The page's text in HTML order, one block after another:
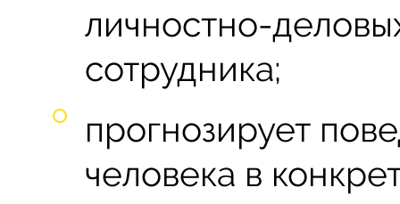
личностно-
сотрудника;
прогнозирует
человека в